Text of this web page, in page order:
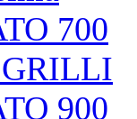
700
GRILLI
900